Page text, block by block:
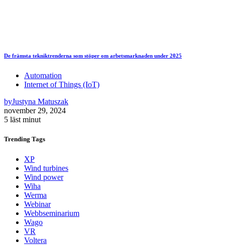
De främsta tekniktrenderna som stöper om arbetsmarknaden under 2025
Automation
Internet of Things (IoT)
byJustyna Matuszak
november 29, 2024
5 läst minut
Trending Tags
XP
Wind turbines
Wind power
Wiha
Werma
Webinar
Webbseminarium
Wago
VR
Voltera